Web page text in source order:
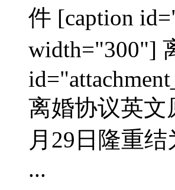
件 [caption
width="300"]
离婚协议英文
月29日隆重
...